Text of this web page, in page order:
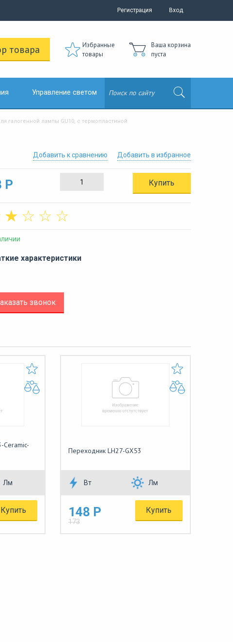
Регистрация Вход
товара
Избранные
товары
Ваша корзина
пуста
Управление светом
галогенной лампы GU10, с термопластиной
Добавить в избранное
Добавить к сравнению
Р Купить
☆
☆
☆
☆
характеристики
звонок
Ceramic-
Лм
Купить
Переходник LH27-GX53
Вт Лм
148 Р
173
Купить